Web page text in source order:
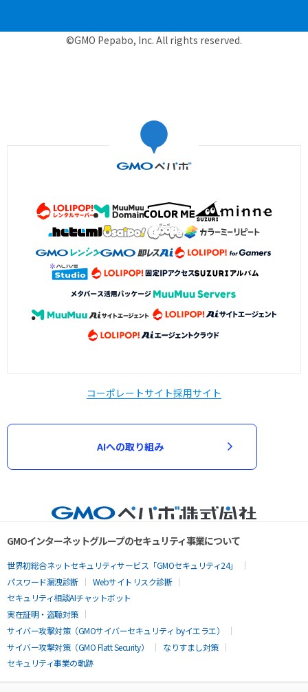
©GMO Pepabo, Inc. All rights reserved.
コーポレートサイト採用サイト
AIへの取り組み
GMOインターネットグループのセキュリティ事業について
世界初総合ネットセキュリティサービス「GMOセキュリティ24」
パスワード漏洩診断
Webサイトリスク診断
セキュリティ相談AIチャットボット
実在証明・盗聴対策
サイバー攻撃対策（GMOサイバーセキュリティ byイエラエ）
サイバー攻撃対策（GMO Flatt Security）
なりすまし対策
セキュリティ事業の軌跡